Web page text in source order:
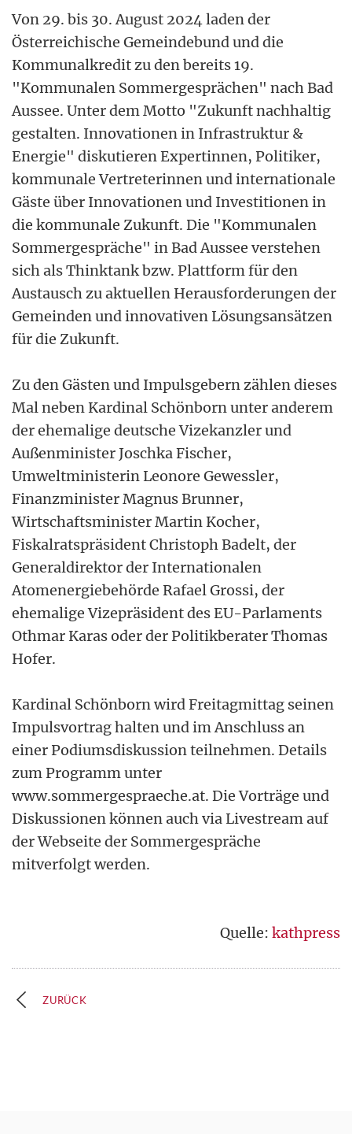
Von 29. bis 30. August 2024 laden der
Österreichische Gemeindebund und die
Kommunalkredit zu den bereits 19.
"Kommunalen Sommergesprächen" nach Bad
Aussee. Unter dem Motto "Zukunft nachhaltig
gestalten. Innovationen in Infrastruktur &
Energie" diskutieren Expertinnen, Politiker,
kommunale Vertreterinnen und internationale
Gäste über Innovationen und Investitionen in
die kommunale Zukunft. Die "Kommunalen
Sommergespräche" in Bad Aussee verstehen
sich als Thinktank bzw. Plattform für den
Austausch zu aktuellen Herausforderungen der
Gemeinden und innovativen Lösungsansätzen
für die Zukunft.
Zu den Gästen und Impulsgebern zählen dieses
Mal neben Kardinal Schönborn unter anderem
der ehemalige deutsche Vizekanzler und
Außenminister Joschka Fischer,
Umweltministerin Leonore Gewessler,
Finanzminister Magnus Brunner,
Wirtschaftsminister Martin Kocher,
Fiskalratspräsident Christoph Badelt, der
Generaldirektor der Internationalen
Atomenergiebehörde Rafael Grossi, der
ehemalige Vizepräsident des EU-Parlaments
Othmar Karas oder der Politikberater Thomas
Hofer.
Kardinal Schönborn wird Freitagmittag seinen
Impulsvortrag halten und im Anschluss an
einer Podiumsdiskussion teilnehmen. Details
zum Programm unter
www.sommergespraeche.at. Die Vorträge und
Diskussionen können auch via Livestream auf
der Webseite der Sommergespräche
mitverfolgt werden.
Quelle: kathpress
ZURÜCK